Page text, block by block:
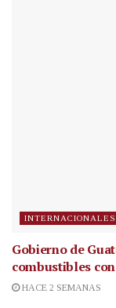
INTERNACIONALES
Gobierno de
combustibles
HACE 2 SEMANAS